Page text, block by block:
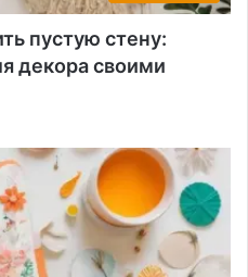
пустую стену:
декора своими